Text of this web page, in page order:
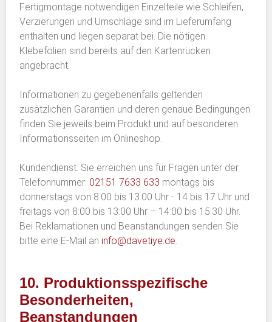
Fertigmontage notwendigen Einzelteile wie Schleifen,
Verzierungen und Umschläge sind im Lieferumfang
enthalten und liegen separat bei. Die nötigen
Klebefolien sind bereits auf den Kartenrücken
angebracht.
Informationen zu gegebenenfalls geltenden
zusätzlichen Garantien und deren genaue Bedingungen
finden Sie jeweils beim Produkt und auf besonderen
Informationsseiten im Onlineshop.
Kundendienst: Sie erreichen uns für Fragen unter der
Telefonnummer: 02151 7633 633 montags bis
donnerstags von 8:00 bis 13:00 Uhr - 14 bis 17 Uhr und
freitags von 8:00 bis 13:00 Uhr – 14:00 bis 15:30 Uhr.
Bei Reklamationen und Beanstandungen senden Sie
bitte eine E-Mail an info@davetiye.de.
10. Produktionsspezifische
Besonderheiten,
Beanstandungen